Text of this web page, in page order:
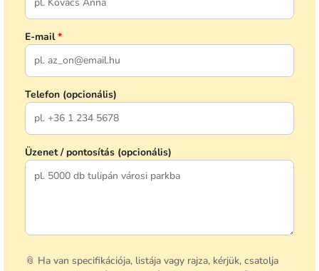
E-mail*
Telefon (opcionális)
Üzenet / pontosítás (opcionális)
📎 Ha van specifikációja, listája vagy rajza, kérjük, csatolja